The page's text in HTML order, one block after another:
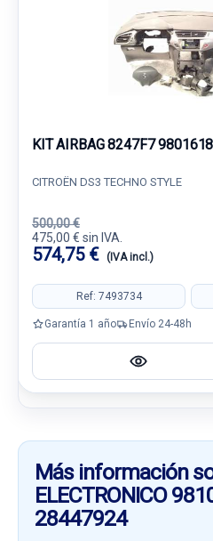
KIT AIRBAG 8247F7
CITROËN DS3 TECHNO STYLE
500,00 €
475,00 € sin IVA.
574,75 € (IVA incl.)
Ref: 7493734
Garantía 1 año Envío 24-48h
Más información
ELECTRONICO
28447924